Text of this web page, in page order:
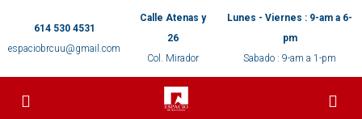
614 530 4531
espaciobrcuu@gmail.com
Calle Atenas y
26
Col. Mirador
Lunes - Viernes : 9-am a 6-
pm
Sabado : 9-am a 1-pm